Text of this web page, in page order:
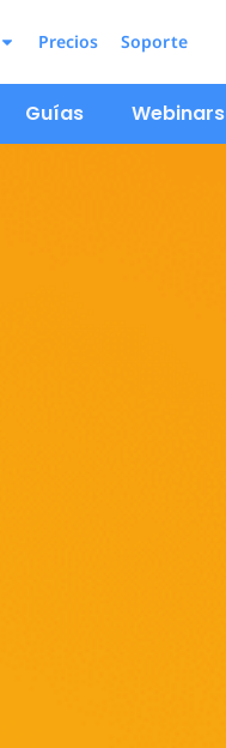
Precios Soporte
Guías Webinars